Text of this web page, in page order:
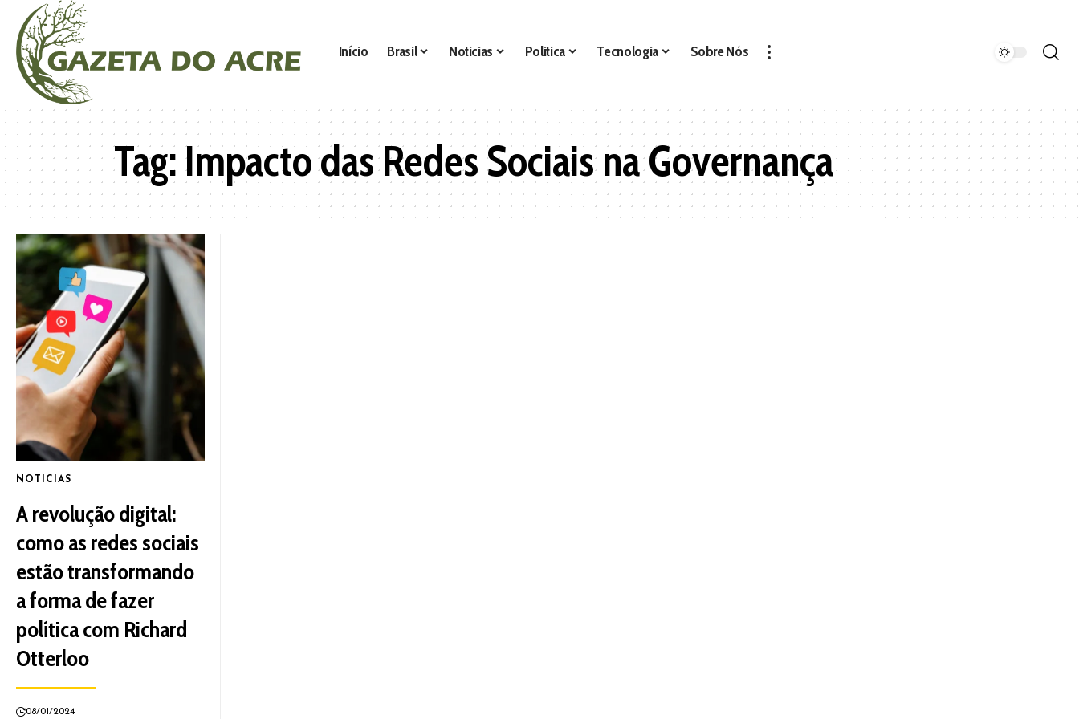
Início Brasil Noticias Politica Tecnologia Sobre Nós
Tag:Impacto das Redes Sociais na Governança
NOTICIAS
A revolução digital:
como as redes sociais
estão transformando
a forma de fazer
política com Richard
Otterloo
08/01/2024